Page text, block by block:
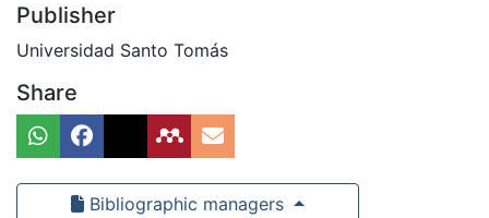
Publisher
Universidad Santo Tomás
Share
Bibliographic managers